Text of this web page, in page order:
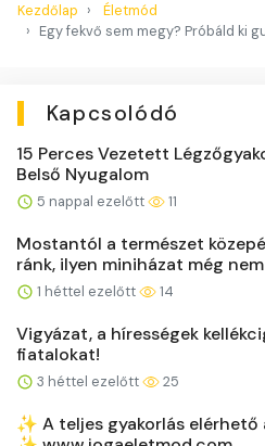
Kezdőlap
Életmód
Egy fekvő sem megy? Próbáld ki
Kapcsolódó
15 Perces Vezetett
Belső Nyugalom
5 nappal ezelőtt 11
Mostantól a természet
ránk, ilyen miniházat még
1 héttel ezelőtt 14
Vigyázat, a hírességek
fiatalokat!
3 héttel ezelőtt 25
✨ A teljes gyakorlás